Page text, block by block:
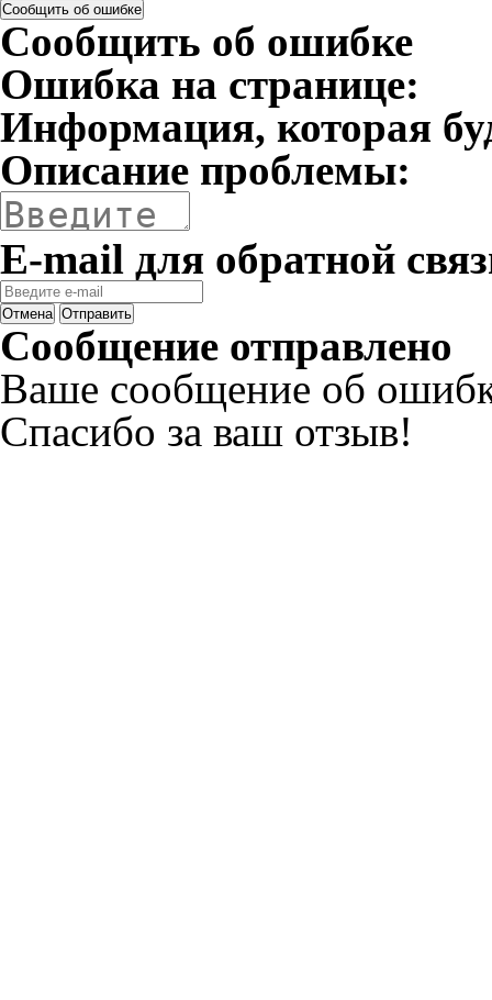
Сообщить об ошибке
Сообщить об ошибке
Ошибка на странице:
Информация, которая
Описание проблемы:
E-mail для обратной
Отмена Отправить
Сообщение отправлено
Ваше сообщение об
Спасибо за ваш отзыв!